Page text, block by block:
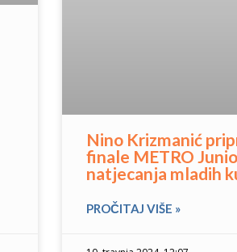
Nino Krizmanić
finale METRO
natjecanja mladih
PROČITAJ VIŠE »